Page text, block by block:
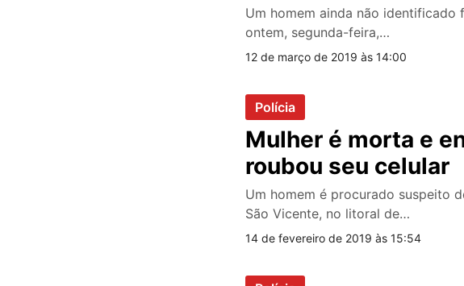
Um homem ainda não
ontem, segunda-feira,…
12 de março de 2019 às 14:00
Polícia
Mulher é morta e
roubou seu celular
Um homem é procurado suspeito
São Vicente, no litoral de…
14 de fevereiro de 2019 às 15:54